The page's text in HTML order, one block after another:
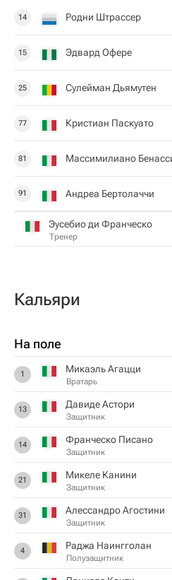
14 Родни Штрассер
15 Эдвард Офере
25 Сулейман Дьямутен
77 Кристиан Паскуато
81 Массимилиано
91 Андреа Бертолаччи
Эусебио ди Франческо
Тренер
Кальяри
На поле
1 Микаэль Агацци
Вратарь
13 Давиде Астори
Защитник
14 Франческо Писано
Защитник
21 Микеле Канини
Защитник
31 Алессандро Агостини
Защитник
4 Раджа Наингголан
Полузащитник